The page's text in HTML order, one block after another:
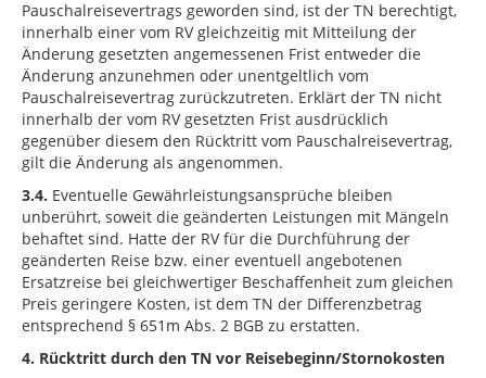
Pauschalreisevertrags geworden sind, ist der TN berechtigt,
innerhalb einer vom RV gleichzeitig mit Mitteilung der
Änderung gesetzten angemessenen Frist entweder die
Änderung anzunehmen oder unentgeltlich vom
Pauschalreisevertrag zurückzutreten. Erklärt der TN nicht
innerhalb der vom RV gesetzten Frist ausdrücklich
gegenüber diesem den Rücktritt vom Pauschalreisevertrag,
gilt die Änderung als angenommen.
3.4. Eventuelle Gewährleistungsansprüche bleiben
unberührt, soweit die geänderten Leistungen mit Mängeln
behaftet sind. Hatte der RV für die Durchführung der
geänderten Reise bzw. einer eventuell angebotenen
Ersatzreise bei gleichwertiger Beschaffenheit zum gleichen
Preis geringere Kosten, ist dem TN der Differenzbetrag
entsprechend § 651m Abs. 2 BGB zu erstatten.
4. Rücktritt durch den TN vor Reisebeginn/Stornokosten